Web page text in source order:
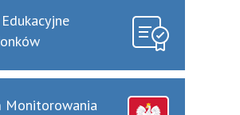
Monitorowania